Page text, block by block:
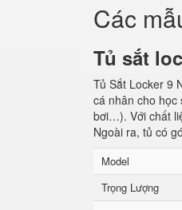
Các
Tủ sắt
Tủ Sắt Locker 9
cá nhân cho học
bơi…). Với chất
Ngoài ra, tủ có
Model
Trọng Lượng